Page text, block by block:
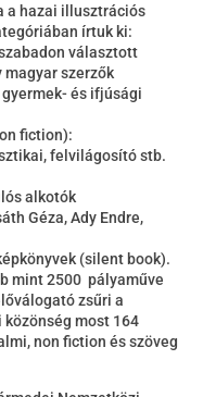
a hazai illusztrációs
írtuk ki:
választott
magyar szerzők
és ifjúsági
fiction):
felvilágosító stb.
alkotók
Géza, Ady Endre,
(silent book).
mint 2500 pályaműve
zsűri a
most 164
non fiction és szöveg